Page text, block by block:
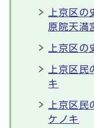
上京区
原院天満
上京区
上京区
キ
上京区
ケノキ